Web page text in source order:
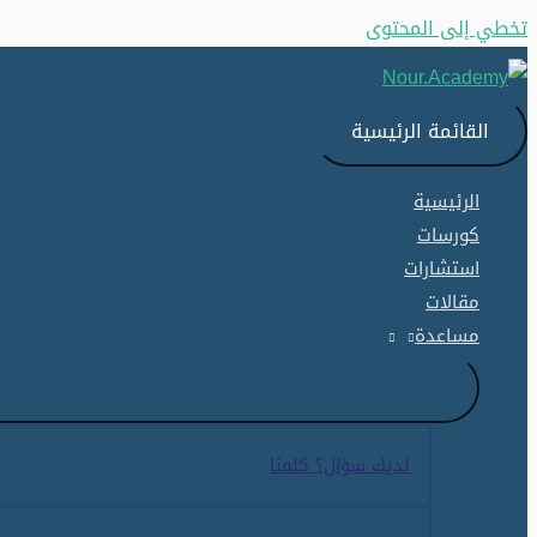
تخطي إلى المحتوى
القائمة الرئيسية
الرئيسية
كورسات
استشارات
مقالات
مساعدة
لديك سؤال؟ كلمنا